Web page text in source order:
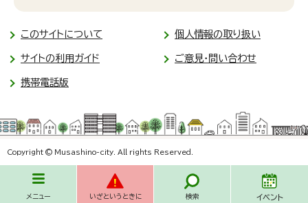
メニュー いざというときに 検索 イベント
このサイトについて 個人情報の取り扱い
サイトの利用ガイド ご意見・問い合わせ
携帯電話版
Copyright © Musashino-city. All rights Reserved.